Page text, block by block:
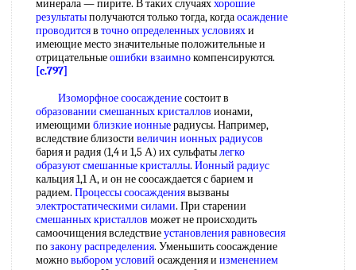
минерала — пирите. В таких случаяххорошие
результатыполучаются только тогда, когдаосаждение
проводитсяв точно определенных условияхи
имеющие место значительные положительные и
отрицательныеошибки взаимнокомпенсируются.
[c.797]
Изоморфное соосаждениесостоит в
образовании смешанных кристаллов ионами,
имеющими близкие ионныерадиусы. Например,
вследствие близости величин ионных радиусов
бария и радия (1,4 и 1,5 А) их сульфатылегко
образуютсмешанные кристаллы. Ионный радиус
кальция 1,1 А, и он не соосаждается с барием и
радием. Процессы соосаждениявызваны
электростатическими силами. При старении
смешанных кристаллов может не происходить
самоочищения вследствиеустановления равновесия
позакону распределения. Уменьшить соосаждение
можновыбором условий осаждения и изменением